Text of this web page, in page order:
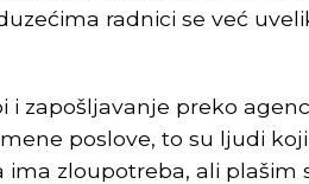
radnici se već
i zapošljavanje preko
poslove, to su ljudi
ima zloupotreba, ali plašim